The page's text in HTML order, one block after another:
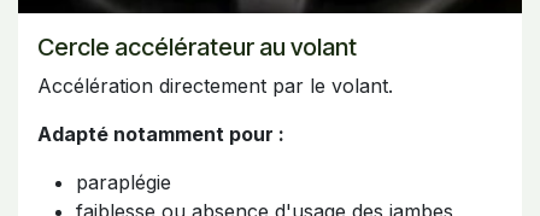
Cercle accélérateur au volant
Accélération directement par le volant.
Adapté notamment pour :
paraplégie